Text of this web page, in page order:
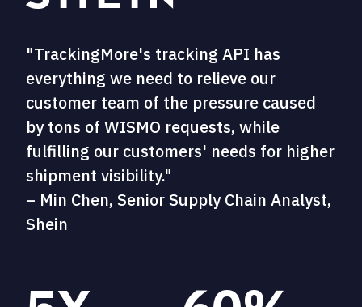
"TrackingMore's tracking API has
everything we need to relieve our
customer team of the pressure caused
by tons of WISMO requests, while
fulfilling our customers' needs for higher
shipment visibility."
– Min Chen, Senior Supply Chain Analyst,
Shein